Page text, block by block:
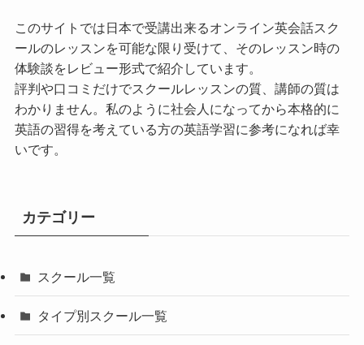
このサイトでは日本で受講出来るオンライン英会話スク
ールのレッスンを可能な限り受けて、そのレッスン時の
体験談をレビュー形式で紹介しています。
評判や口コミだけでスクールレッスンの質、講師の質は
わかりません。私のように社会人になってから本格的に
英語の習得を考えている方の英語学習に参考になれば幸
いです。
カテゴリー
スクール一覧
タイプ別スクール一覧